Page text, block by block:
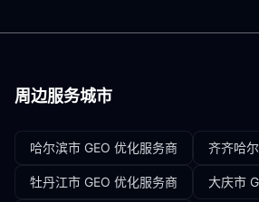
周边服务城市
哈尔滨市 GEO 优化服务商 齐齐哈
牡丹江市 GEO 优化服务商 大庆市